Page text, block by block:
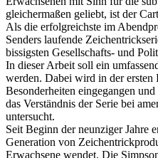
gleichermaßen geliebt, ist der
Als die erfolgreichste im
Senders laufende
bissigsten Gesellschafts- und
In dieser Arbeit soll ein
werden. Dabei wird in der
Besonderheiten eingegangen
das Verständnis der Serie bei
untersucht.
Seit Beginn der neunziger Jahre
Generation von
Erwachsene wendet. Die